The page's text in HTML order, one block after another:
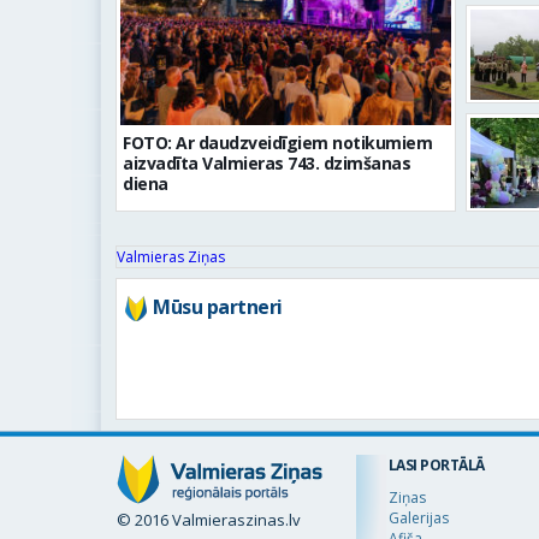
FOTO: Ar daudzveidīgiem notikumiem
aizvadīta Valmieras 743. dzimšanas
diena
Valmieras Ziņas
Mūsu partneri
© 2016 Valmieraszinas.lv
LASI PORTĀLĀ
Ziņas
Galerijas